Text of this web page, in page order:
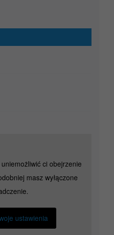
ci obejrzenie
masz wyłączone
ustawienia